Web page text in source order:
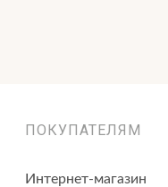
ПОКУПАТЕЛЯМ
Интернет-магазин